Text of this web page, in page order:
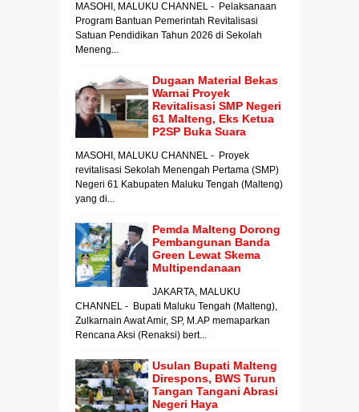
MASOHI, MALUKU CHANNEL - Pelaksanaan
Program Bantuan Pemerintah Revitalisasi
Satuan Pendidikan Tahun 2026 di Sekolah
Meneng...
Dugaan Material Bekas
Warnai Proyek
Revitalisasi SMP Negeri
61 Malteng, Eks Ketua
P2SP Buka Suara
MASOHI, MALUKU CHANNEL - Proyek
revitalisasi Sekolah Menengah Pertama (SMP)
Negeri 61 Kabupaten Maluku Tengah (Malteng)
yang di...
Pemda Malteng Dorong
Pembangunan Banda
Green Lewat Skema
Multipendanaan
JAKARTA, MALUKU
CHANNEL - Bupati Maluku Tengah (Malteng),
Zulkarnain Awat Amir, SP, M.AP memaparkan
Rencana Aksi (Renaksi) bert...
Usulan Bupati Malteng
Direspons, BWS Turun
Tangan Tangani Abrasi
Negeri Haya